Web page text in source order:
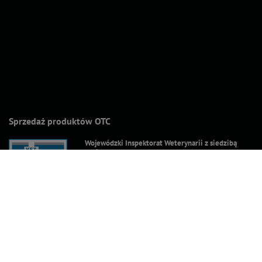
Sprzedaż produktów OTC
Wojewódzki Inspektorat Weterynarii z siedzibą
w Siedlcach